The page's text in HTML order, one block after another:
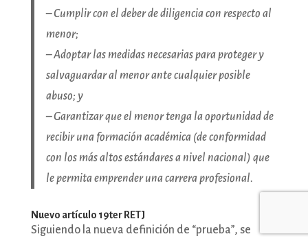
–Cumplir con el deber de diligencia con respecto al
menor;
– Adoptar las medidas necesarias para proteger y
salvaguardar al menor ante cualquier posible
abuso; y
– Garantizar que el menor tenga la oportunidad de
recibir una formación académica (de conformidad
con los más altos estándares a nivel nacional) que
le permita emprender una carrera profesional.
Nuevo artículo 19ter RETJ
Siguiendo la nueva definición de “prueba”, se